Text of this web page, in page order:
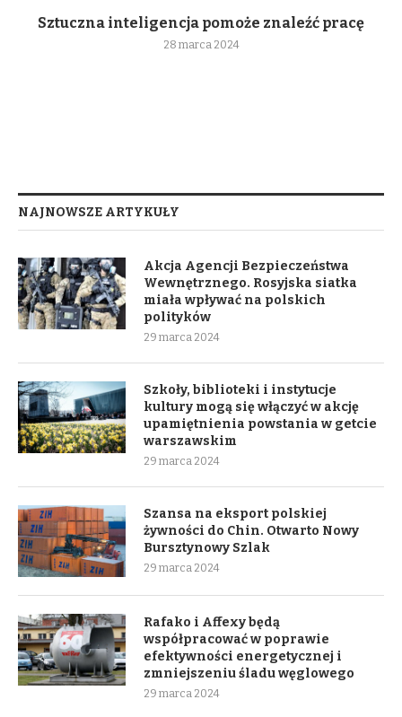
Sztuczna inteligencja pomoże znaleźć pracę
28 marca 2024
NAJNOWSZE ARTYKUŁY
Akcja Agencji Bezpieczeństwa
Wewnętrznego. Rosyjska siatka
miała wpływać na polskich
polityków
29 marca 2024
Szkoły, biblioteki i instytucje
kultury mogą się włączyć w akcję
upamiętnienia powstania w getcie
warszawskim
29 marca 2024
Szansa na eksport polskiej
żywności do Chin. Otwarto Nowy
Bursztynowy Szlak
29 marca 2024
Rafako i Affexy będą
współpracować w poprawie
efektywności energetycznej i
zmniejszeniu śladu węglowego
29 marca 2024